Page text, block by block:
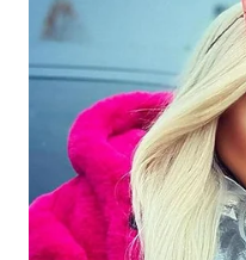
MAJALENGKA
WN
SUBANG
WN
SUKABUMI